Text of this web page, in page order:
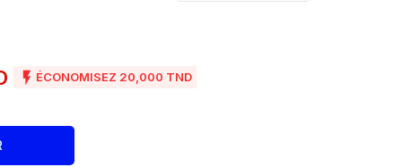
 ÉCONOMISEZ 20,000 TND